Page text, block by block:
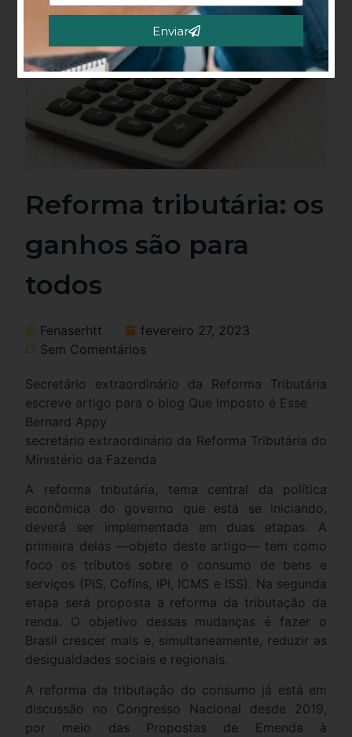
Reforma tributária: os
ganhos são para
todos
Fenaserhtt
fevereiro 27, 2023
Sem Comentários
Secretário extraordinário da Reforma Tributária
escreve artigo para o blog Que Imposto é Esse
Bernard Appy
secretário extraordinário da Reforma Tributária do
Ministério da Fazenda
A reforma tributária, tema central da política
econômica do governo que está se iniciando,
deverá ser implementada em duas etapas. A
primeira delas —objeto deste artigo— tem como
foco os tributos sobre o consumo de bens e
serviços (PIS, Cofins, IPI, ICMS e ISS). Na segunda
etapa será proposta a reforma da tributação da
renda. O objetivo dessas mudanças é fazer o
Brasil crescer mais e, simultaneamente, reduzir as
desigualdades sociais e regionais.
A reforma da tributação do consumo já está em
discussão no Congresso Nacional desde 2019,
por meio das Propostas de Emenda à
Enviar
Alternative: